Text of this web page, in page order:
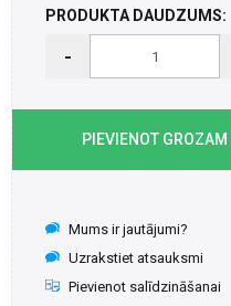
PRODUKTA DAUDZUMS:
-
PIEVIENOT GROZAM
Mums ir jautājumi?
Uzrakstiet atsauksmi
Pievienot salīdzināšanai